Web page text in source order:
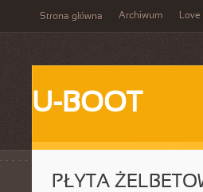
Strona główna Archiwum Love
U-BOOT
PŁYTA